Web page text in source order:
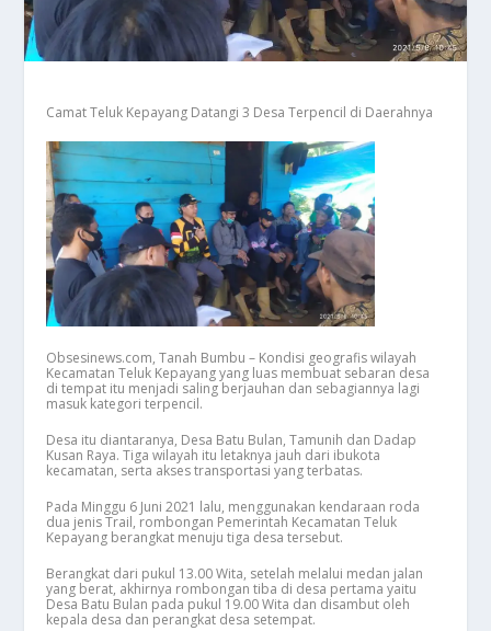
Camat Teluk Kepayang Datangi 3 Desa Terpencil di Daerahnya
Obsesinews.com, Tanah Bumbu – Kondisi geografis wilayah
Kecamatan Teluk Kepayang yang luas membuat sebaran desa
di tempat itu menjadi saling berjauhan dan sebagiannya lagi
masuk kategori terpencil.
Desa itu diantaranya, Desa Batu Bulan, Tamunih dan Dadap
Kusan Raya. Tiga wilayah itu letaknya jauh dari ibukota
kecamatan, serta akses transportasi yang terbatas.
Pada Minggu 6 Juni 2021 lalu, menggunakan kendaraan roda
dua jenis Trail, rombongan Pemerintah Kecamatan Teluk
Kepayang berangkat menuju tiga desa tersebut.
Berangkat dari pukul 13.00 Wita, setelah melalui medan jalan
yang berat, akhirnya rombongan tiba di desa pertama yaitu
Desa Batu Bulan pada pukul 19.00 Wita dan disambut oleh
kepala desa dan perangkat desa setempat.